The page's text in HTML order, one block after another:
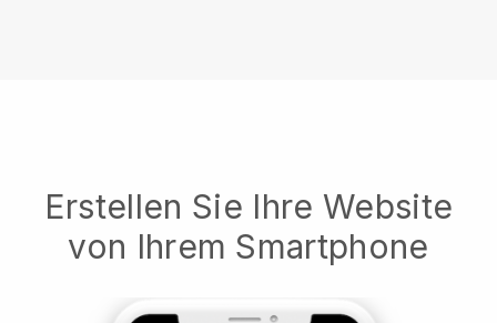
Erstellen Sie Ihre Website
von Ihrem Smartphone